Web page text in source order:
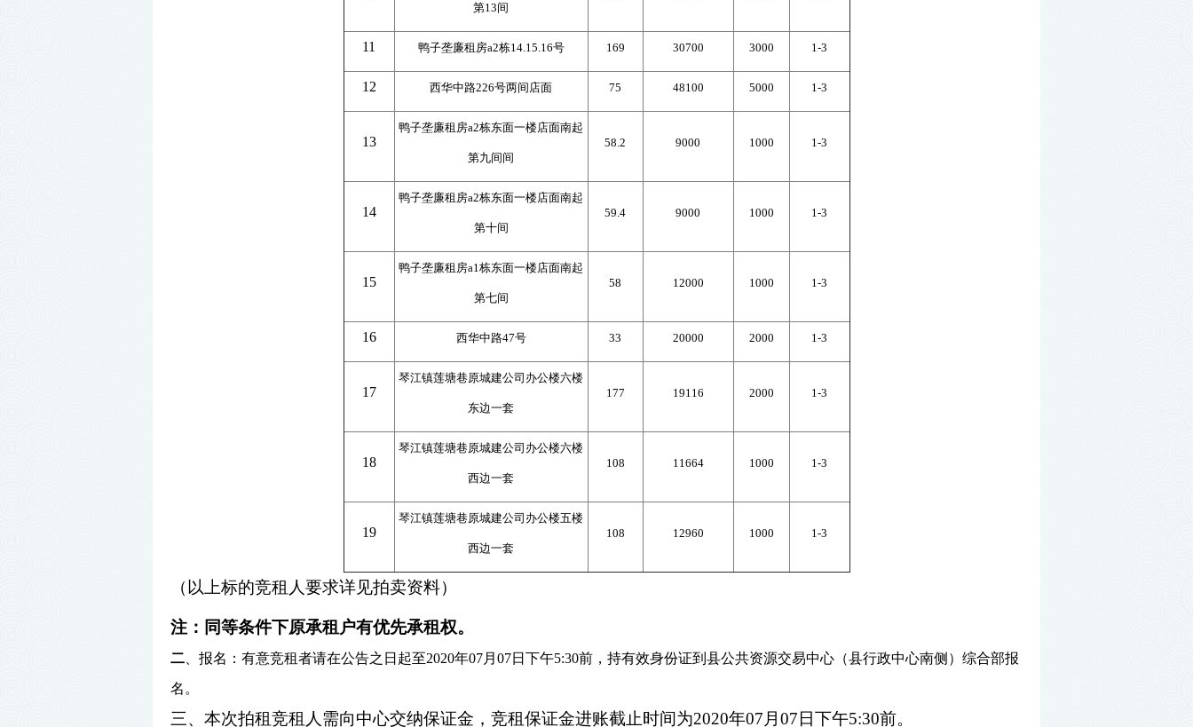
第13间
11 鸭子垄廉租房a2栋14.15.16号 169 30700 3000 1-3
12 西华中路226号两间店面 75 48100 5000 1-3
13
鸭子垄廉租房a2栋东面一楼店面南起
第九间间
58.2 9000 1000 1-3
14
鸭子垄廉租房a2栋东面一楼店面南起
第十间
59.4 9000 1000 1-3
15
鸭子垄廉租房a1栋东面一楼店面南起
第七间
58 12000 1000 1-3
16 西华中路47号 33 20000 2000 1-3
17
琴江镇莲塘巷原城建公司办公楼六楼
东边一套
177 19116 2000 1-3
18
琴江镇莲塘巷原城建公司办公楼六楼
西边一套
108 11664 1000 1-3
19
琴江镇莲塘巷原城建公司办公楼五楼
西边一套
108 12960 1000 1-3
（以上标的竞租人要求详见拍卖资料）
注 ：同等条件下原承租户有优先承租权。
二 、报名：有意竞租者请在公告之日起至2020年07月 07日 下午5:30前，持有效身份证到县公共资源交易中心（县行政中心南侧）综合部报
名 。
三、本次拍租竞租人需向中心交纳保证金，竞租保证金进账截止时间为2020年07 月 07 日下午5:30前。